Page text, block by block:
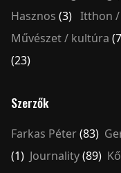
Hasznos (3) Itthon
Művészet / kultúra
(23)
Szerzők
Farkas Péter(83)
(1) Journality(89)